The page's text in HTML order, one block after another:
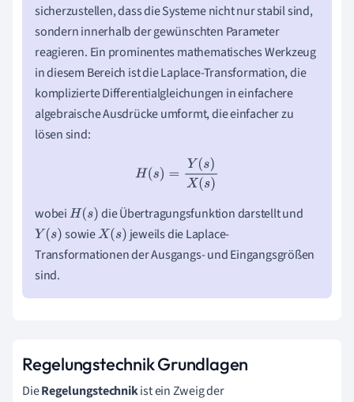
sicherzustellen, dass die Systeme nicht nur stabil sind,
sondern innerhalb der gewünschten Parameter
reagieren. Ein prominentes mathematisches Werkzeug
in diesem Bereich ist die Laplace-Transformation, die
komplizierte Differentialgleichungen in einfachere
algebraische Ausdrücke umformt, die einfacher zu
lösen sind:
H(s) =Y( )X (s)
wobeiH(s)
die Übertragungsfunktion darstellt und
Y(s) sowieX(s)
jeweils die Laplace-
Transformationen der Ausgangs- und Eingangsgrößen
sind.
Regelungstechnik Grundlagen
DieRegelungstechnikist ein Zweig der